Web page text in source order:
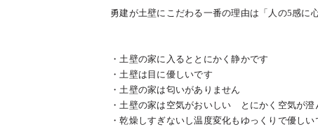
勇建が土壁にこだわる一番の理由は「人の5感に
・土壁の家に入るととにかく静かです
・土壁は目に優しいです
・土壁の家は匂いがありません
・土壁の家は空気がおいしい とにかく空気が澄
・乾燥しすぎないし温度変化もゆっくりで優しい